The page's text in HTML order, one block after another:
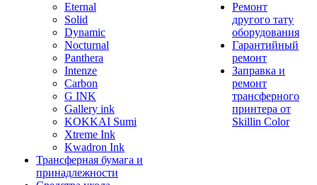
Eternal
Solid
Dynamic
Nocturnal
Panthera
Intenze
Carbon
G INK
Gallery ink
KOKKAI Sumi
Xtreme Ink
Kwadron Ink
Трансферная бумага и
принадлежности
Ремонт
другого тату
оборудования
Гарантийный
ремонт
Заправка и
ремонт
трансферного
принтера от
Skillin Color